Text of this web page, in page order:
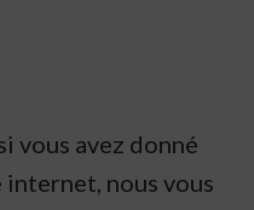
vous avez donné
nous vous